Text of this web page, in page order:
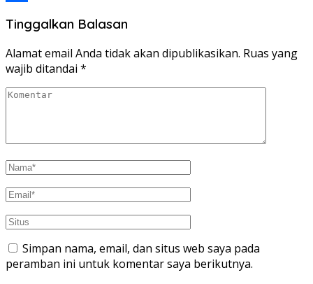
Tinggalkan Balasan
Alamat email Anda tidak akan dipublikasikan. Ruas yang
wajib ditandai *
Simpan nama, email, dan situs web saya pada
peramban ini untuk komentar saya berikutnya.